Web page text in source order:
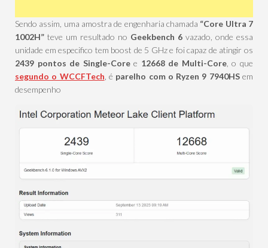
Sendo assim, uma amostra de engenharia chamada “Core Ultra 7
1002H” teve um resultado no Geekbench 6 vazado, onde essa
unidade em especifico tem boost de 5 GHz e foi capaz de atingir os
2439 pontos de Single-Coree 12668 de Multi-Core, o que
segundo o WCCFTech , é parelho com o Ryzen 9 7940HSem
desempenho